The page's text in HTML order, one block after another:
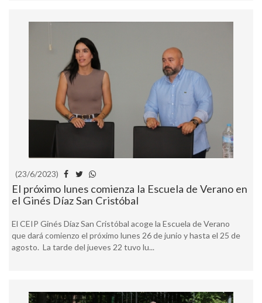
(23/6/2023)
El próximo lunes comienza la Escuela de Verano en
el Ginés Díaz San Cristóbal
El CEIP Ginés Díaz San Cristóbal acoge la Escuela de Verano
que dará comienzo el próximo lunes 26 de junio y hasta el 25 de
agosto. La tarde del jueves 22 tuvo lu...